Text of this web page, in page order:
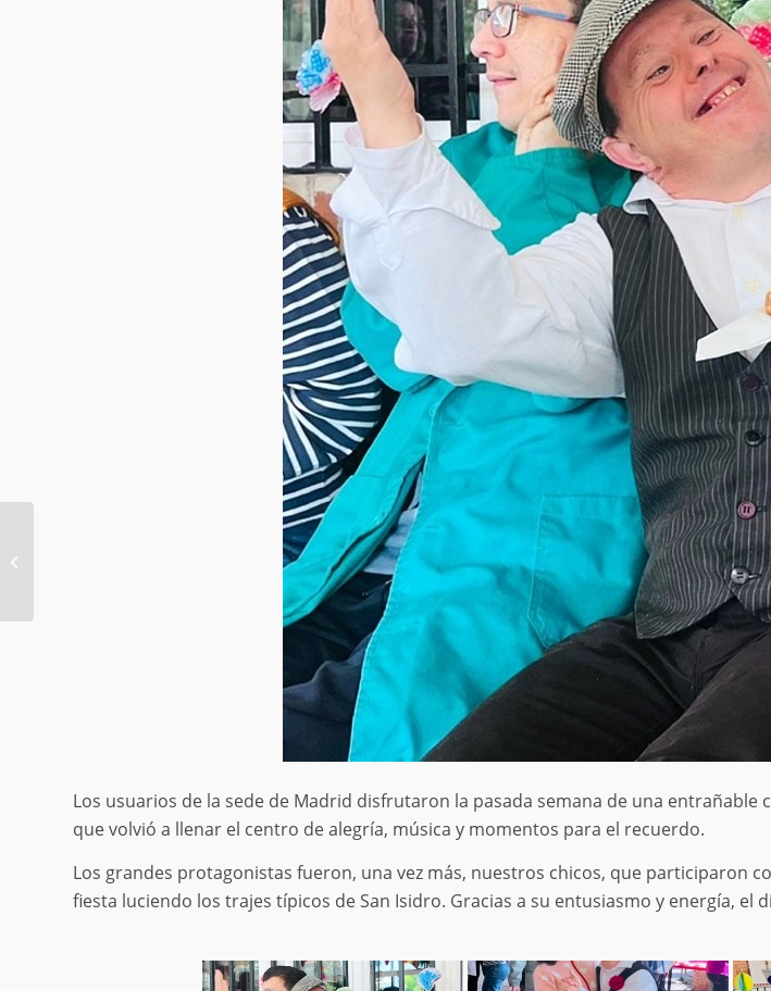
Los usuarios de la sede de Madrid disfrutaron la pasada semana de una
que volvió a llenar el centro de alegría, música y momentos para el recuerdo.
Los grandes protagonistas fueron, una vez más, nuestros chicos, que participaron
fiesta luciendo los trajes típicos de San Isidro. Gracias a su entusiasmo y energía, el